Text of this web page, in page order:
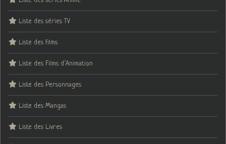
Liste des séries TV
Liste des films
Liste des Films d’Animation
Liste des Personnages
Liste des Mangas
Liste des Livres